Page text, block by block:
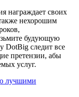
награждает своих
нехорошим
будующую
DotBig следит все
претензии, абы
услуг.
лучшими